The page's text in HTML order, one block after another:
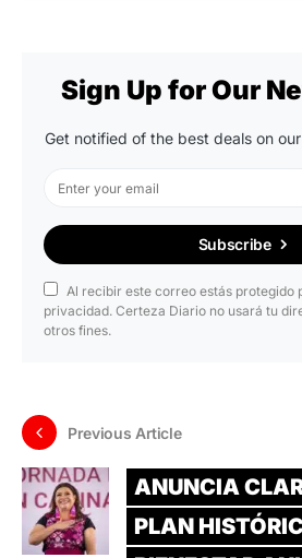
Sign Up for Our
Get notified of the best deals on
Subscribe
Al recibir este correo estás protegido
privacidad. Certeza Diario no usará tu
otros fines.
Previous Article
ANUNCIA
PLAN